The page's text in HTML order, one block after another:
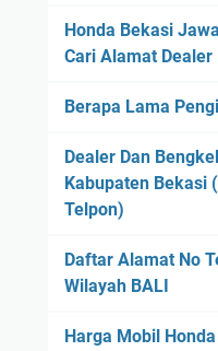
Honda Bekasi
Cari Alamat
Berapa Lama
Dealer Dan
Kabupaten Bekasi
Telpon)
Daftar Alamat No
Wilayah BALI
Harga Mobil